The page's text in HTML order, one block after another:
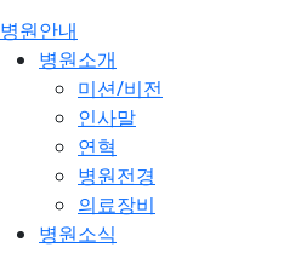
병원안내
병원소개
미션/비전
인사말
연혁
병원전경
의료장비
병원소식